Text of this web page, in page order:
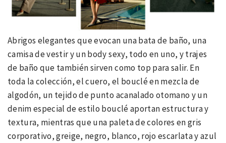
Abrigos elegantes que evocan una bata de baño, una
camisa de vestir y un body sexy, todo en uno, y trajes
de baño que también sirven como top para salir. En
toda la colección, el cuero, el bouclé en mezcla de
algodón, un tejido de punto acanalado otomano y un
denim especial de estilo bouclé aportan estructura y
textura, mientras que una paleta de colores en gris
corporativo, greige, negro, blanco, rojo escarlata y azul